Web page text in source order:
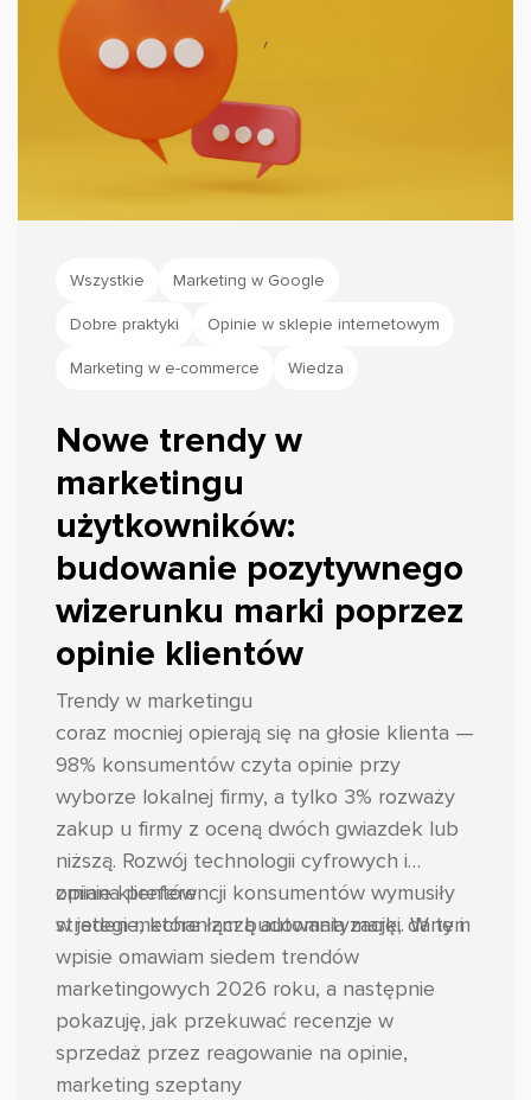
Wszystkie Marketing w Google
Dobre praktyki Opinie w sklepie internetowym
Marketing w e-commerce Wiedza
Nowe trendy w
marketingu
użytkowników:
budowanie pozytywnego
wizerunku marki poprzez
opinie klientów
Trendy w marketingu
coraz mocniej opierają się na głosie klienta —
98% konsumentów czyta opinie przy
wyborze lokalnej firmy, a tylko 3% rozważy
zakup u firmy z oceną dwóch gwiazdek lub
niższą. Rozwój technologii cyfrowych i
zmiana preferencji konsumentów wymusiły
strategie, które łączą automatyzację, dane i
opinie klientów
w jeden mechanizm budowania marki. W tym
wpisie omawiam siedem trendów
marketingowych 2026 roku, a następnie
pokazuję, jak przekuwać recenzje w
sprzedaż przez reagowanie na opinie,
marketing szeptany